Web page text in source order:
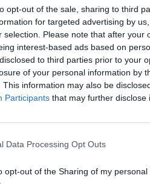
opt-out of the sale, sharing to third
for targeted advertising by
selection. Please note that after your
interest-based ads based on
to third parties prior to your
of your personal information by
This information may also be
Participants that may further disclose
Data Processing Opt Outs
opt-out of the Sharing of my personal
'fantasma' para salvar a
intentar movilizar a quienes
(El Mundo)
que se dispare a las
podría frenar las embarcaciones
para luchar contra el